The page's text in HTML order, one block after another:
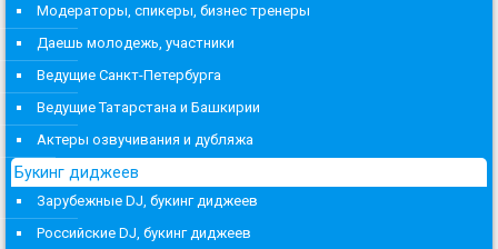
Модераторы, спикеры, бизнес тренеры
Даешь молодежь, участники
Ведущие Санкт-Петербурга
Ведущие Татарстана и Башкирии
Актеры озвучивания и дубляжа
Букинг диджеев
Зарубежные DJ, букинг диджеев
Российские DJ, букинг диджеев